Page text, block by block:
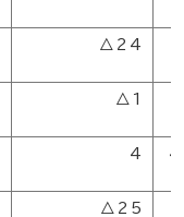
△24
△1
4
△25